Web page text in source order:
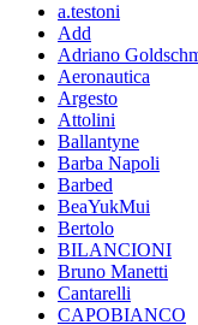
a.testoni
Add
Adriano
Aeronautica
Argesto
Attolini
Ballantyne
Barba Napoli
Barbed
BeaYukMui
Bertolo
BILANCIONI
Bruno Manetti
Cantarelli
CAPOBIANCO